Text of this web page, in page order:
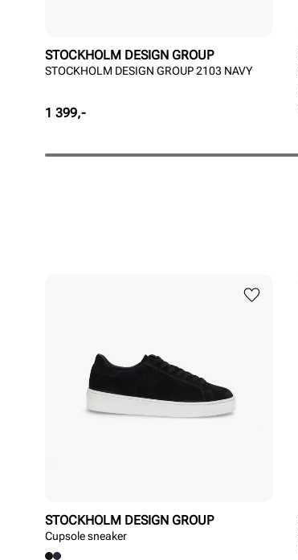
STOCKHOLM DESIGN GROUP
STOCKHOLM DESIGN GROUP 2103 NAVY
Pris
1 399,-
STOCKHOLM DESIGN GROUP
Cupsole sneaker